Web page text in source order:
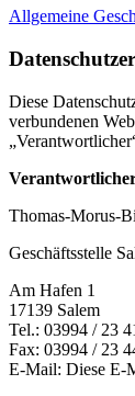
Allgemeine
Diese
verbundenen
Thomas-Morus-
Geschäftsstelle
Am Hafen 1
17139 Salem
Tel.: 03994 / 23
Fax: 03994 / 23
E-Mail: Diese E-